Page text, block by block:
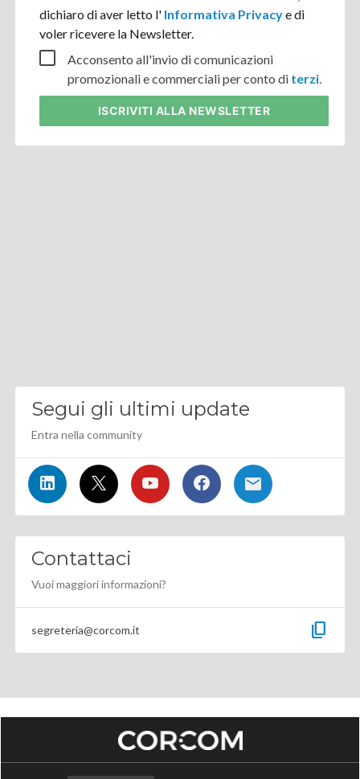
dichiaro di aver letto l' Informativa Privacye di
voler ricevere la Newsletter.
Acconsento all'invio di comunicazioni
promozionali e commerciali per conto di terzi.
ISCRIVITI ALLA NEWSLETTER
Segui gli ultimi update
Entra nella community
Contattaci
Vuoi maggiori informazioni?
segreteria@corcom.it content_copy